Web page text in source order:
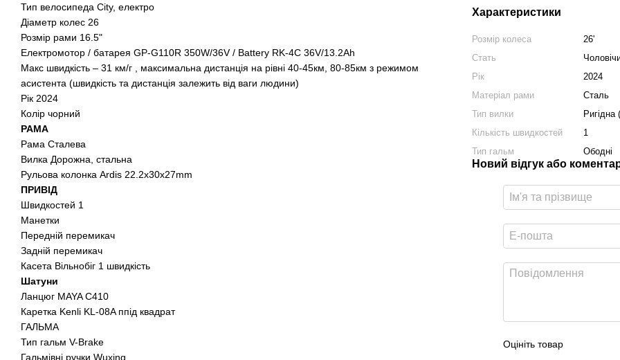
Тип велосипеда City, електро
Діаметр колес 26
Розмір рами 16.5"
Електромотор / батарея GP-G110R 350W/36V / Battery RK-4C 36V/13.2Ah
Макс швидкість – 31 км/г , максимальна дистанція на рівні 40-45км, 80-85км з режимом
асистента (швидкість та дистанція залежить від ваги людини)
Рік 2024
Колір чорний
РАМА
Рама Сталева
Вилка Дорожна, стальна
Рульова колонка Ardis 22.2x30x27mm
ПРИВІД
Швидкостей 1
Манетки
Передній перемикач
Задній перемикач
Касета Вільнобіг 1 швидкість
Шатуни
Ланцюг MAYA C410
Каретка Kenli KL-08A ппід квадрат
ГАЛЬМА
Тип гальм V-Brake
Гальмівні ручки Wuxing
Характеристики
Розмір колеса
26'
Стать
Рік
2024
Матеріал рами
Сталь
Тип вилки
Ригідна
Кількість швидкостей
1
Тип гальм
Ободні
Новий відгук або
Оцініть товар